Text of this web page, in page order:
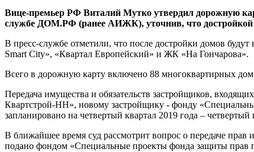
Вице-премьер РФ Виталий Мутко утвердил дорожную
службе ДОМ.РФ (ранее АИЖК), уточнив, что достройкой
В пресс-службе отметили, что после достройки домов
Smart City», «Квартал Европейский» и ЖК «На Гончарова».
Всего в дорожную карту включено 88 многоквартирных
Передача имущества и обязательств застройщиков,
Квартстрой-НН», новому застройщику - фонду
запланировано на четвертый квартал 2019 года – четвертый
В ближайшее время суд рассмотрит вопрос о передаче
подано фондом «Специальные проекты фонда защиты прав